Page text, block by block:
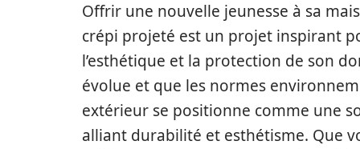
Offrir une nouvelle jeunesse à sa
crépi projeté est un projet inspirant
l’esthétique et la protection de son
évolue et que les normes
extérieur se positionne comme une
alliant durabilité et esthétisme. Que